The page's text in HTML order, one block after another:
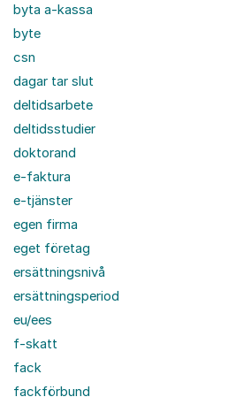
byta a-kassa
byte
csn
dagar tar slut
deltidsarbete
deltidsstudier
doktorand
e-faktura
e-tjänster
egen firma
eget företag
ersättningsnivå
ersättningsperiod
eu/ees
f-skatt
fack
fackförbund